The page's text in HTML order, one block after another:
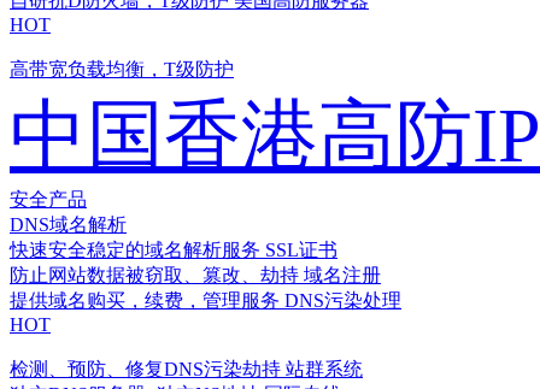
HOT
高带宽负载均衡，T级防护
中国香港高防IP
安全产品
DNS域名解析
快速安全稳定的域名解析服务 SSL证书
防止网站数据被窃取、篡改、劫持 域名注册
提供域名购买，续费，管理服务 DNS污染处理
HOT
检测、预防、修复DNS污染劫持 站群系统